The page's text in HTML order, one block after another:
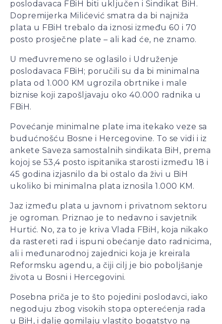
poslodavaca FBiH biti uključen i Sindikat BiH.
Dopremijerka Milićević smatra da bi najniža
plata u FBiH trebalo da iznosi između 60 i 70
posto prosječne plate – ali kad će, ne znamo.
U međuvremeno se oglasilo i Udruženje
poslodavaca FBiH; poručili su da bi minimalna
plata od 1.000 KM ugrozila obrtnike i male
biznise koji zapošljavaju oko 40.000 radnika u
FBiH.
Povećanje minimalne plate ima itekako veze sa
budućnošću Bosne i Hercegovine. To se vidi i iz
ankete Saveza samostalnih sindikata BiH, prema
kojoj se 53,4 posto ispitanika starosti između 18 i
45 godina izjasnilo da bi ostalo da živi u BiH
ukoliko bi minimalna plata iznosila 1.000 KM.
Jaz između plata u javnom i privatnom sektoru
je ogroman. Priznao je to nedavno i savjetnik
Hurtić. No, za to je kriva Vlada FBiH, koja nikako
da rastereti rad i ispuni obećanje dato radnicima,
ali i međunarodnoj zajednici koja je kreirala
Reformsku agendu, a čiji cilj je bio poboljšanje
života u Bosni i Hercegovini.
Posebna priča je to što pojedini poslodavci, iako
negoduju zbog visokih stopa opterećenja rada
u BiH, i dalje gomilaju vlastito bogatstvo na